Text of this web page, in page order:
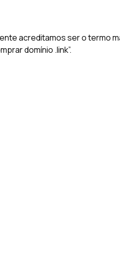
acreditamos ser o termo
domínio .link”.